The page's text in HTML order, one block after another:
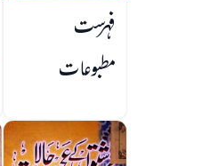
فہرست
مطبوعات